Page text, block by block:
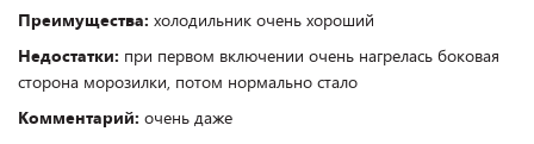
Преимущества: холодильник очень хороший
Недостатки: при первом включении очень нагрелась боковая
сторона морозилки, потом нормально стало
Комментарий: очень даже